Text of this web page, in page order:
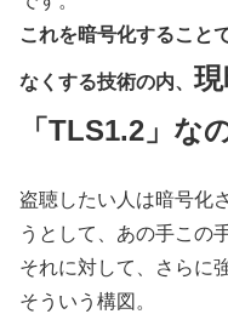
これを暗号化すること
なくする技術の内、
「TLS1.2」な
盗聴したい人は暗号化
うとして、あの手この
それに対して、さらに
そういう構図。